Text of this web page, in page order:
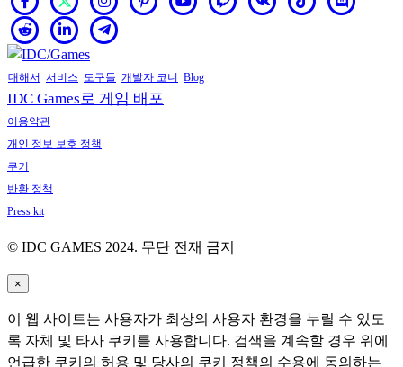
대해서 서비스 도구들 개발자 코너 Blog
IDC Games로 게임 배포
이용약관
개인 정보 보호 정책
쿠키
반환 정책
Press kit
© IDC GAMES 2024. 무단 전재 금지
×
이 웹 사이트는 사용자가 최상의 사용자 환경을 누릴 수 있도
록 자체 및 타사 쿠키를 사용합니다. 검색을 계속할 경우 위에
언급한 쿠키의 허용 및 당사의 쿠키 정책의 수용에 동의하는